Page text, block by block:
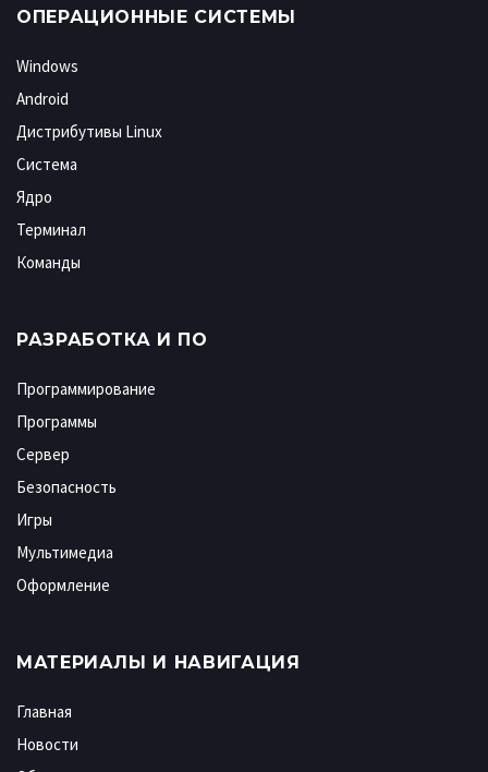
ОПЕРАЦИОННЫЕ СИСТЕМЫ
Windows
Android
Дистрибутивы Linux
Система
Ядро
Терминал
Команды
РАЗРАБОТКА И ПО
Программирование
Программы
Сервер
Безопасность
Игры
Мультимедиа
Оформление
МАТЕРИАЛЫ И НАВИГАЦИЯ
Главная
Новости